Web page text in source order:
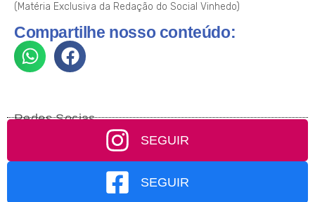
(Matéria Exclusiva da Redação do Social Vinhedo)
Compartilhe nosso conteúdo:
Redes Socias
SEGUIR
SEGUIR